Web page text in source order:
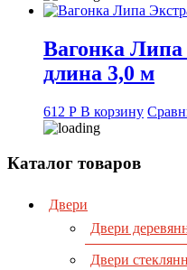
Вагонка Липа
длина 3,0 м
612 Р В корзину
Каталог товаров
Двери
Двери
Двери